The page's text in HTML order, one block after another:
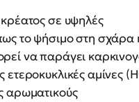
σε υψηλές
το ψήσιμο στη σχάρα
να παράγει
ετεροκυκλικές αμίνες
αρωματικούς